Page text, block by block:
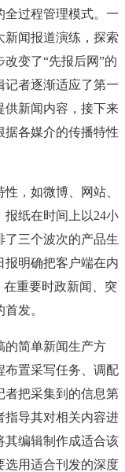
全过程管理模式。一
新闻报道演练，探索
变了“先报后网”的
记者逐渐适应了第一
供新闻内容，接下来
据各媒介的传播特性
，如微博、网站、
纸在时间上以24小
了三个波次的产品生
报明确把客户端在内
重要时政新闻、突
发。
简单新闻生产方
布置采写任务、调配
者把采集到的信息第
指导其对相关内容进
其编辑制作成适合该
选用适合刊发的深度